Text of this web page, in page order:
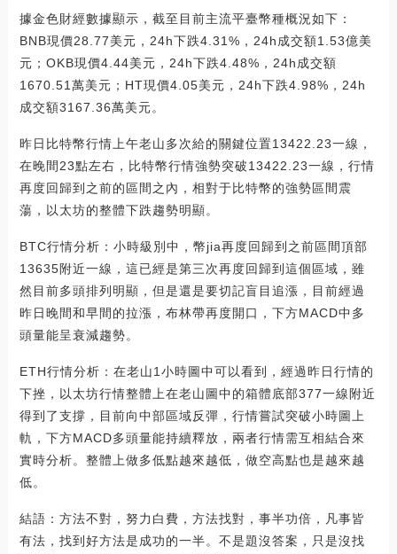
據金色財經數據顯示，截至目前主流平臺幣種概況如下：
BNB現價28.77美元，24h下跌4.31%，24h成交額1.53億美
元；OKB現價4.44美元，24h下跌4.48%，24h成交額
1670.51萬美元；HT現價4.05美元，24h下跌4.98%，24h
成交額3167.36萬美元。
昨日比特幣行情上午老山多次給的關鍵位置13422.23一線，
在晚間23點左右，比特幣行情強勢突破13422.23一線，行情
再度回歸到之前的區間之內，相對于比特幣的強勢區間震
蕩，以太坊的整體下跌趨勢明顯。
BTC行情分析：小時級別中，幣jia再度回歸到之前區間頂部
13635附近一線，這已經是第三次再度回歸到這個區域，雖
然目前多頭排列明顯，但是還是要切記盲目追漲，目前經過
昨日晚間和早間的拉漲，布林帶再度開口，下方MACD中多
頭量能呈衰減趨勢。
ETH行情分析：在老山1小時圖中可以看到，經過昨日行情的
下挫，以太坊行情整體上在老山圖中的箱體底部377一線附近
得到了支撐，目前向中部區域反彈，行情嘗試突破小時圖上
軌，下方MACD多頭量能持續釋放，兩者行情需互相結合來
實時分析。整體上做多低點越來越低，做空高點也是越來越
低。
結語：方法不對，努力白費，方法找對，事半功倍，凡事皆
有法，找到好方法是成功的一半。不是題沒答案，只是沒找